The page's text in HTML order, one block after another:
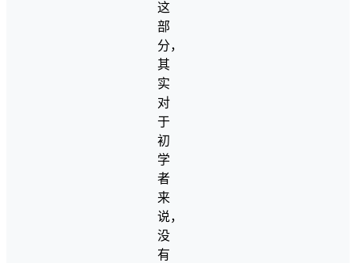
这
部
分，
其
实
对
于
初
学
者
来
说，
没
有